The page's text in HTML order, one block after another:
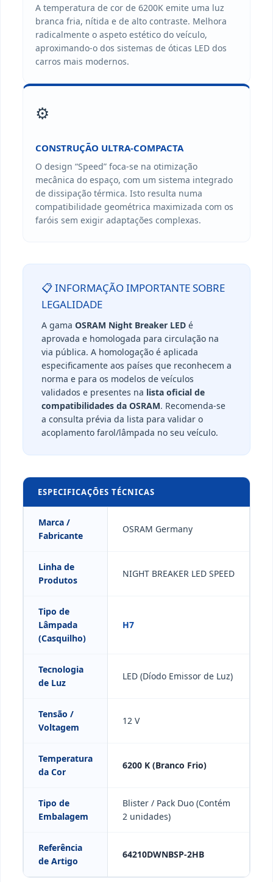
A temperatura de cor de 6200K emite uma luz
branca fria, nítida e de alto contraste. Melhora
radicalmente o aspeto estético do veículo,
aproximando-o dos sistemas de óticas LED dos
carros mais modernos.
⚙️
CONSTRUÇÃO ULTRA-COMPACTA
O design “Speed” foca-se na otimização
mecânica do espaço, com um sistema integrado
de dissipação térmica. Isto resulta numa
compatibilidade geométrica maximizada com os
faróis sem exigir adaptações complexas.
📋 INFORMAÇÃO IMPORTANTE SOBRE
LEGALIDADE
A gama OSRAM Night Breaker LED é
aprovada e homologada para circulação na
via pública. A homologação é aplicada
especificamente aos países que reconhecem a
norma e para os modelos de veículos
validados e presentes na lista oficial de
compatibilidades da OSRAM. Recomenda-se
a consulta prévia da lista para validar o
acoplamento farol/lâmpada no seu veículo.
ESPECIFICAÇÕES TÉCNICAS
Marca /
Fabricante
OSRAM Germany
Linha de
Produtos
NIGHT BREAKER LED SPEED
Tipo de
Lâmpada
(Casquilho)
H7
Tecnologia
de Luz
LED (Díodo Emissor de Luz)
Tensão /
Voltagem
12 V
Temperatura
da Cor
6200 K (Branco Frio)
Tipo de
Embalagem
Blister / Pack Duo (Contém
2 unidades)
Referência
de Artigo
64210DWNBSP-2HB